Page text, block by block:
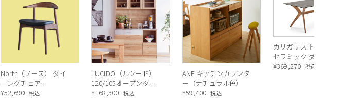
North（ノース） ダイ
ニングチェア
AC02（ウォールナッ
¥52,690 税込
LUCIDO（ルシード）
120/105オープンダイ
ニングボード ナチュラ
¥168,300 税込
ANE キッチンカウンタ
ー（ナチュラル色）
¥59,400 税込
カリガリス トウキョウ
セラミック ダイニング
テーブル ／ Calligaris
¥369,270 税込